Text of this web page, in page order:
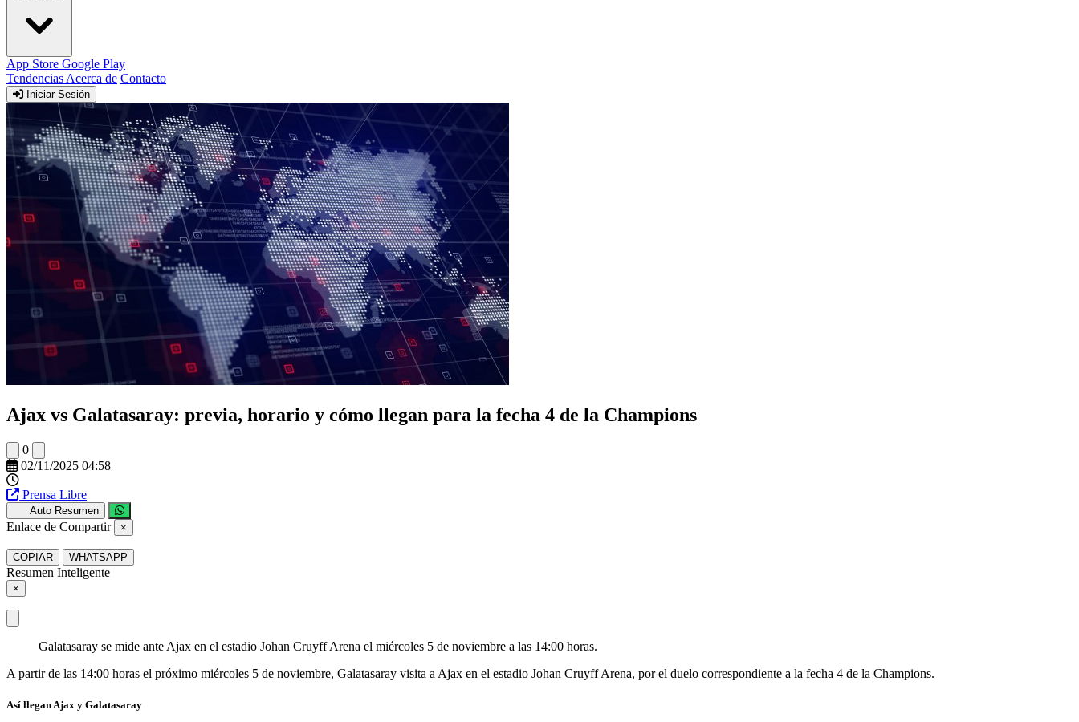
App Store Google Play
Tendencias Acerca de Contacto
Iniciar Sesión
Ajax vs Galatasaray: previa, horario y cómo llegan para la fecha 4 de la Champions
0
02/11/2025 04:58
Prensa Libre
Auto Resumen
Enlace de Compartir ×
COPIAR WHATSAPP
Resumen Inteligente
×
Galatasaray se mide ante Ajax en el estadio Johan Cruyff Arena el miércoles 5 de noviembre a las 14:00 horas.
A partir de las 14:00 horas el próximo miércoles 5 de noviembre, Galatasaray visita a Ajax en el estadio Johan Cruyff Arena, por el duelo correspondiente a la fecha 4 de la Champions.
Así llegan Ajax y Galatasaray